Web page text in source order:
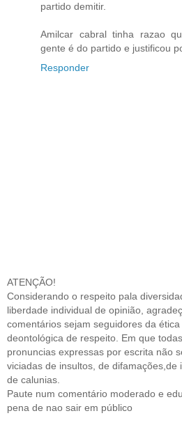
partido demitir.
Amilcar cabral tinha razao
gente é do partido e justificou
Responder
ATENÇÃO!
Considerando o respeito pala
liberdade individual de opinião,
comentários sejam seguidores da ética
deontológica de respeito. Em que
pronuncias expressas por escrita não
viciadas de insultos, de difamações,de
de calunias.
Paute num comentário moderado e
pena de nao sair em público